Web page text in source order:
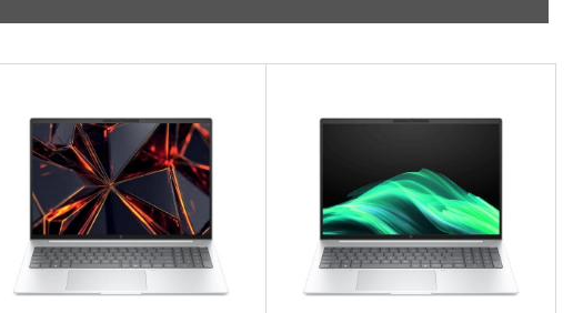
특별 할인 이벤트
HP 프로데스크 4
모든 것을 하나로
HP올인원 단독특가
네트워크 자재